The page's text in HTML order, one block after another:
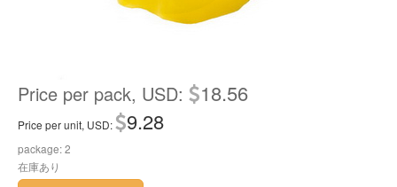
Price per pack, USD: 18.56
Price per unit, USD: 9.28
package: 2
在庫あり